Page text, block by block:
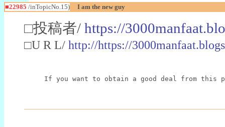
■22985 /inTopicNo.15) I am the new guy
□投稿者/ https://
□U R L/ http://https://
If you want to obtain a good deal from this